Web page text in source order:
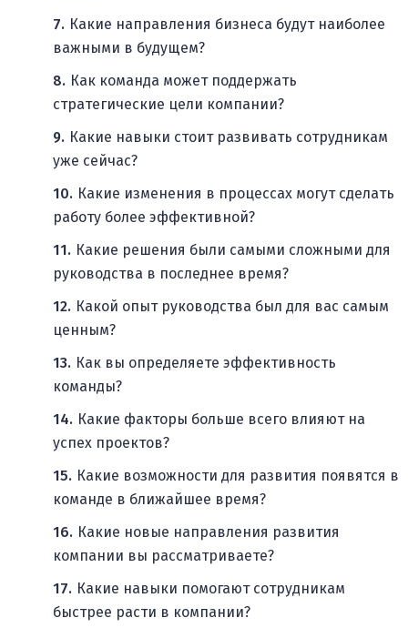
Какие направления бизнеса будут наиболее
важными в будущем?
Как команда может поддержать
стратегические цели компании?
Какие навыки стоит развивать сотрудникам
уже сейчас?
Какие изменения в процессах могут сделать
работу более эффективной?
Какие решения были самыми сложными для
руководства в последнее время?
Какой опыт руководства был для вас самым
ценным?
Как вы определяете эффективность
команды?
Какие факторы больше всего влияют на
успех проектов?
Какие возможности для развития появятся в
команде в ближайшее время?
Какие новые направления развития
компании вы рассматриваете?
Какие навыки помогают сотрудникам
быстрее расти в компании?